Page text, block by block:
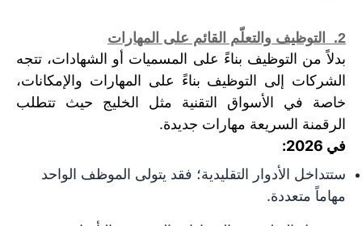
2. التوظيف والتعلّم القائم على المهارات
بدلاً من التوظيف بناءً على المسميات أو الشهادات، تتجه
الشركات إلى التوظيف بناءً على المهارات والإمكانات،
خاصة في الأسواق التقنية مثل الخليج حيث تتطلب
الرقمنة السريعة مهارات جديدة.
في 2026:
ستتداخل الأدوار التقليدية؛ فقد يتولى الموظف الواحد
مهاماً متعددة.